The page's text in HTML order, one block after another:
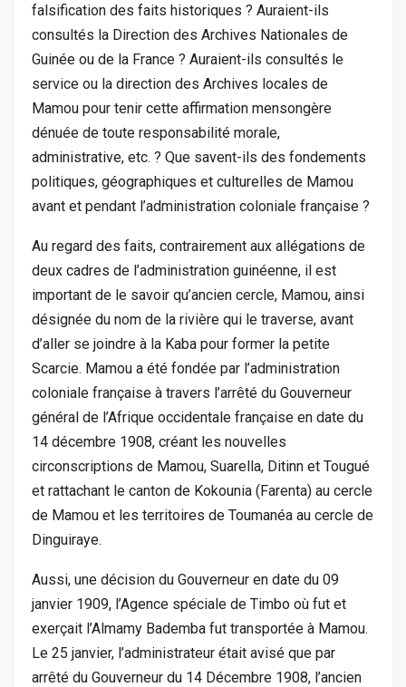
falsification des faits historiques ? Auraient-ils
consultés la Direction des Archives Nationales de
Guinée ou de la France ? Auraient-ils consultés le
service ou la direction des Archives locales de
Mamou pour tenir cette affirmation mensongère
dénuée de toute responsabilité morale,
administrative, etc. ? Que savent-ils des fondements
politiques, géographiques et culturelles de Mamou
avant et pendant l’administration coloniale française ?
Au regard des faits, contrairement aux allégations de
deux cadres de l’administration guinéenne, il est
important de le savoir qu’ancien cercle, Mamou, ainsi
désignée du nom de la rivière qui le traverse, avant
d’aller se joindre à la Kaba pour former la petite
Scarcie. Mamou a été fondée par l’administration
coloniale française à travers l’arrêté du Gouverneur
général de l’Afrique occidentale française en date du
14 décembre 1908, créant les nouvelles
circonscriptions de Mamou, Suarella, Ditinn et Tougué
et rattachant le canton de Kokounia (Farenta) au cercle
de Mamou et les territoires de Toumanéa au cercle de
Dinguiraye.
Aussi, une décision du Gouverneur en date du 09
janvier 1909, l’Agence spéciale de Timbo où fut et
exerçait l’Almamy Bademba fut transportée à Mamou.
Le 25 janvier, l’administrateur était avisé que par
arrêté du Gouverneur du 14 Décembre 1908, l’ancien